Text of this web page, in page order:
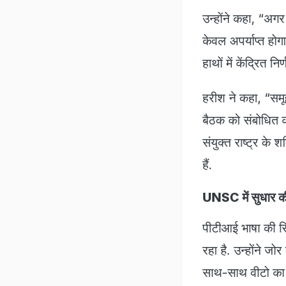
उन्होंने कहा,
केवल अपर्याप्त
हाथों में केंद्रित
हरीश ने कहा,
बैठक को संबोधित
संयुक्त राष्ट्र के
हैं.
UNSC में सुधार
पीटीआई भाषा की
रहा है. उन्होंने
साथ-साथ वीटो